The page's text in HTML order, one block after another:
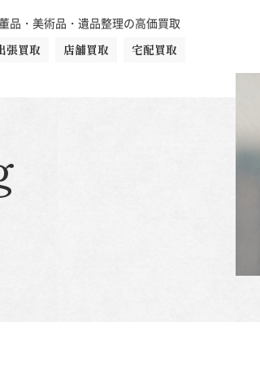
品・美術品・遺品整理の高価買取
張買取
店舗買取 宅配買取